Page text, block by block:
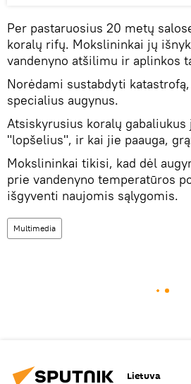
Per pastaruosius 20 metų
koralų rifų. Mokslininkai jų
vandenyno atšilimu ir aplinkos
Norėdami sustabdyti
specialius augynus.
Atsiskyrusius koralų
"lopšelius", ir kai jie paauga,
Mokslininkai tikisi, kad dėl
prie vandenyno temperatūros
išgyventi naujomis sąlygomis.
Multimedia
Lietuva